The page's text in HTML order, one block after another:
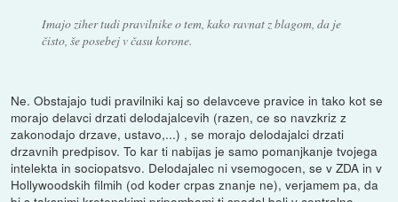
Imajo ziher tudi pravilnike o tem, kako ravnat z blagom, da je
čisto, še posebej v času korone.
Ne. Obstajajo tudi pravilniki kaj so delavceve pravice in tako kot se
morajo delavci drzati delodajalcevih (razen, ce so navzkriz z
zakonodajo drzave, ustavo,...) , se morajo delodajalci drzati
drzavnih predpisov. To kar ti nabijas je samo pomanjkanje tvojega
intelekta in sociopatsvo. Delodajalec ni vsemogocen, se v ZDA in v
Hollywoodskih filmih (od koder crpas znanje ne), verjamem pa, da